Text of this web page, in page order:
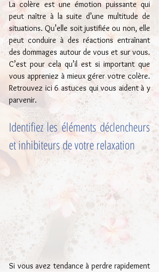
La colère est une émotion puissante qui
peut naître à la suite d’une multitude de
situations. Qu’elle soit justifiée ou non, elle
peut conduire à des réactions entraînant
des dommages autour de vous et sur vous.
C’est pour cela qu’il est si important que
vous appreniez à mieux gérer votre colère.
Retrouvez ici 6 astuces qui vous aident à y
parvenir.
Identifiez les éléments déclencheurs
et inhibiteurs de votre relaxation
Si vous avez tendance à perdre rapidement